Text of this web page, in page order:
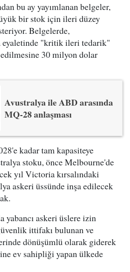
bu ay yayımlanan belgeler,
bir stok için ileri düzey
Belgelerde,
"kritik ileri tedarik"
30 milyon dolar
Avustralya ile ABD arasında
MQ-28 anlaşması
kadar tam kapasiteye
stoku, önce Melbourne'de
yıl Victoria kırsalındaki
askeri üssünde inşa edilecek
yabancı askeri üslere izin
ittifakı bulunan ve
dönüşümlü olarak giderek
ev sahipliği yapan ülkede